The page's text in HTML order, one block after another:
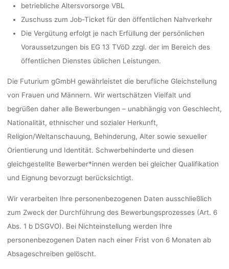
betriebliche Altersvorsorge VBL
Zuschuss zum Job-Ticket für den öffentlichen Nahverkehr
Die Vergütung erfolgt je nach Erfüllung der persönlichen
Voraussetzungen bis EG 13 TVöD zzgl. der im Bereich des
öffentlichen Dienstes üblichen Leistungen.
Die Futurium gGmbH gewährleistet die berufliche Gleichstellung
von Frauen und Männern. Wir wertschätzen Vielfalt und
begrüßen daher alle Bewerbungen – unabhängig von Geschlecht,
Nationalität, ethnischer und sozialer Herkunft,
Religion/Weltanschauung, Behinderung, Alter sowie sexueller
Orientierung und Identität. Schwerbehinderte und diesen
gleichgestellte Bewerber*innen werden bei gleicher Qualifikation
und Eignung bevorzugt berücksichtigt.
Wir verarbeiten Ihre personenbezogenen Daten ausschließlich
zum Zweck der Durchführung des Bewerbungsprozesses (Art. 6
Abs. 1 b DSGVO). Bei Nichteinstellung werden Ihre
personenbezogenen Daten nach einer Frist von 6 Monaten ab
Absageschreiben gelöscht.